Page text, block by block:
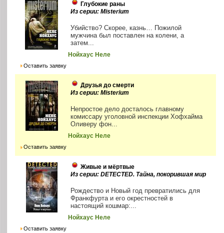
Глубокие раны
Из серии: Misterium
Убийство? Скорее, казнь… Пожилой
мужчина был поставлен на колени, а
затем...
Нойхаус Неле
Оставить заявку
Друзья до смерти
Из серии: Misterium
Непростое дело досталось главному
комиссару уголовной инспекции Хофхайма
Оливеру фон...
Нойхаус Неле
Оставить заявку
Живые и мёртвые
Из серии: DETECTED. Тайна, покорившая мир
Рождество и Новый год превратились для
Франкфурта и его окрестностей в
настоящий кошмар:...
Нойхаус Неле
Оставить заявку